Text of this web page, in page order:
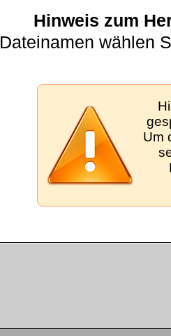
Hinweis zum
Dateinamen wählen
Um